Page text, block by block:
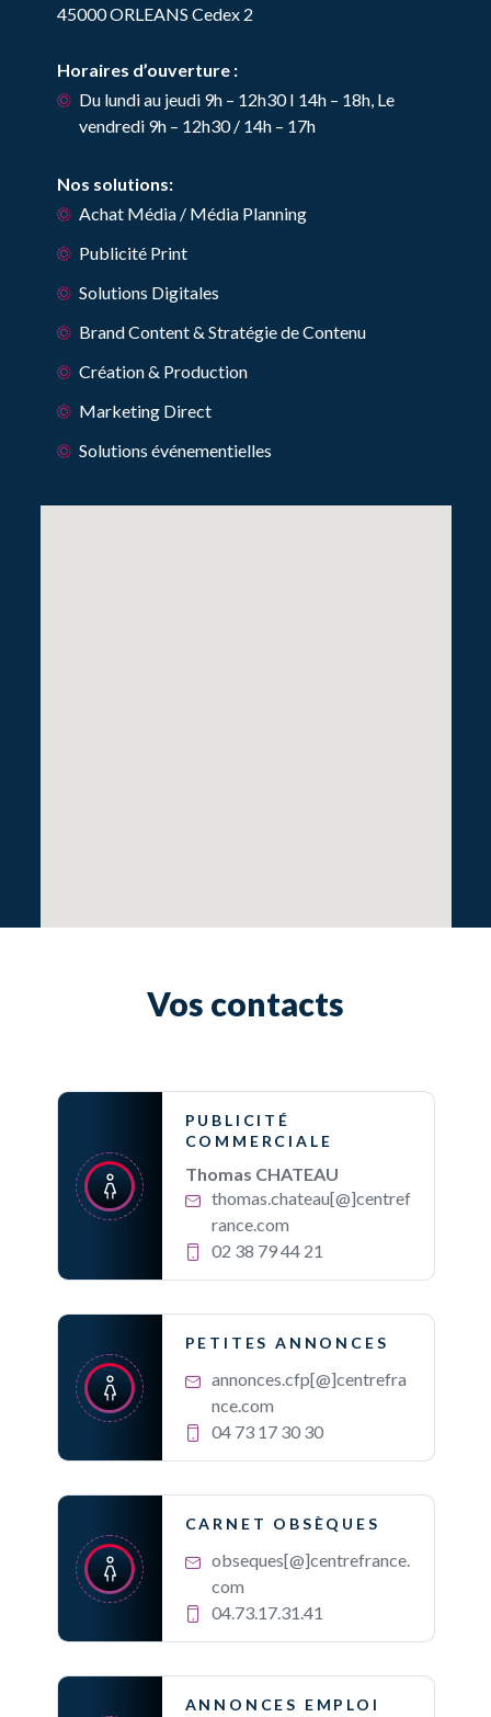
45000 ORLEANS Cedex 2
Horaires d’ouverture :
Du lundi au jeudi 9h – 12h30 I 14h – 18h, Le
vendredi 9h – 12h30 / 14h – 17h
Nos solutions:
Achat Média / Média Planning
Publicité Print
Solutions Digitales
Brand Content & Stratégie de Contenu
Création & Production
Marketing Direct
Solutions événementielles
Vos contacts
PUBLICITÉ
COMMERCIALE
Thomas CHATEAU
thomas.chateau[@]centref
rance.com
02 38 79 44 21
PETITES ANNONCES
annonces.cfp[@]centrefra
nce.com
04 73 17 30 30
CARNET OBSÈQUES
obseques[@]centrefrance.
com
04.73.17.31.41
ANNONCES EMPLOI